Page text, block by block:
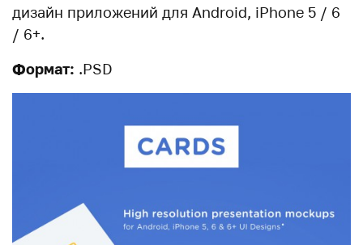
дизайн приложений для Android, iPhone 5 / 6
/ 6+.
Формат: .PSD